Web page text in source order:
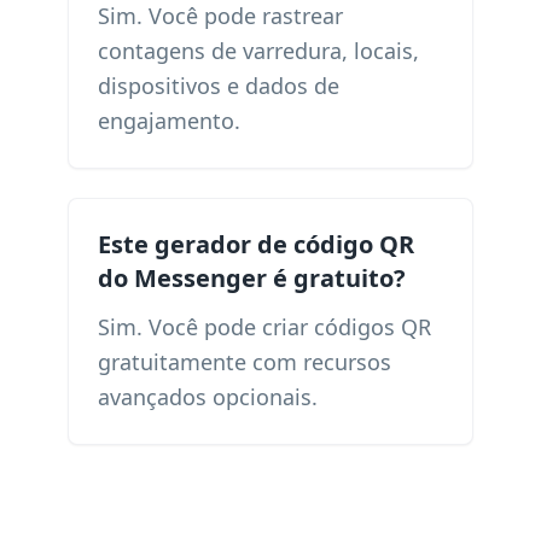
Sim. Você pode rastrear
contagens de varredura, locais,
dispositivos e dados de
engajamento.
Este gerador de código QR
do Messenger é gratuito?
Sim. Você pode criar códigos QR
gratuitamente com recursos
avançados opcionais.